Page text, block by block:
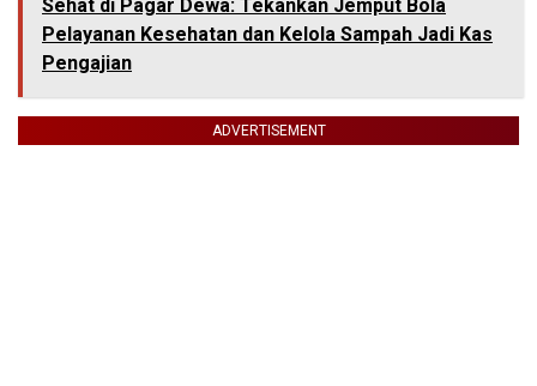
Sehat di Pagar Dewa: Tekankan Jemput Bola
Pelayanan Kesehatan dan Kelola Sampah Jadi Kas
Pengajian
ADVERTISEMENT